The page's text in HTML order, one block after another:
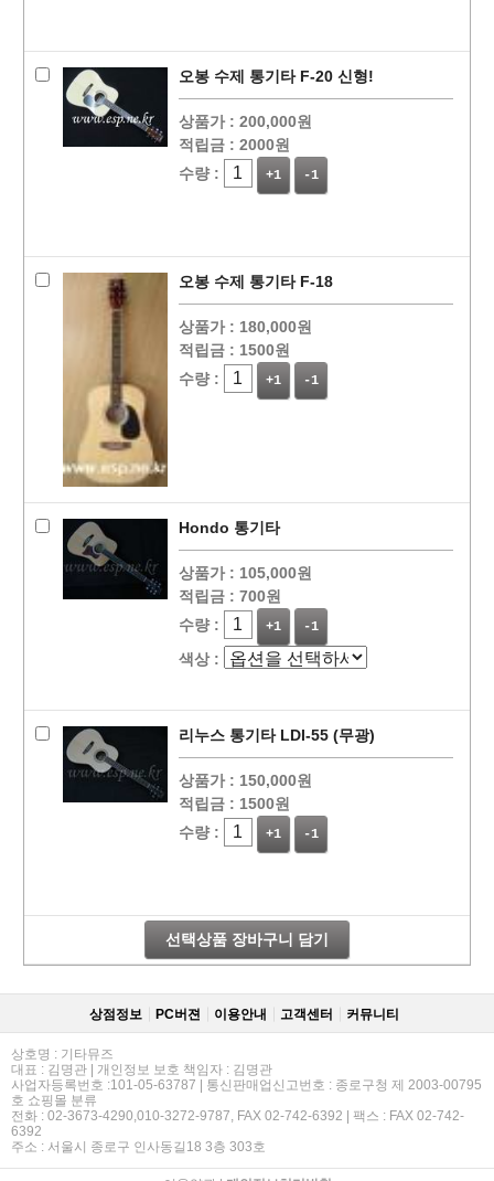
오봉 수제 통기타 F-20 신형!
상품가 : 200,000원
적립금 : 2000원
수량 :
+1 -1
오봉 수제 통기타 F-18
상품가 : 180,000원
적립금 : 1500원
수량 :
+1 -1
Hondo 통기타
상품가 : 105,000원
적립금 : 700원
수량 :
+1 -1
색상 :
리누스 통기타 LDI-55 (무광)
상품가 : 150,000원
적립금 : 1500원
수량 :
+1 -1
선택상품 장바구니 담기
상점정보 PC버젼 이용안내 고객센터 커뮤니티
상호명 : 기타뮤즈
대표 : 김명관 | 개인정보 보호 책임자 : 김명관
사업자등록번호 :101-05-63787 | 통신판매업신고번호 : 종로구청 제 2003-00795
호 쇼핑몰 분류
전화 : 02-3673-4290,010-3272-9787, FAX 02-742-6392 | 팩스 : FAX 02-742-
6392
주소 : 서울시 종로구 인사동길18 3층 303호